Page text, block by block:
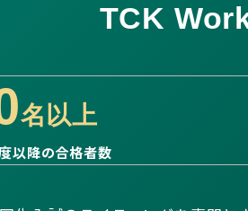
TCK
名以上
以降の合格者数